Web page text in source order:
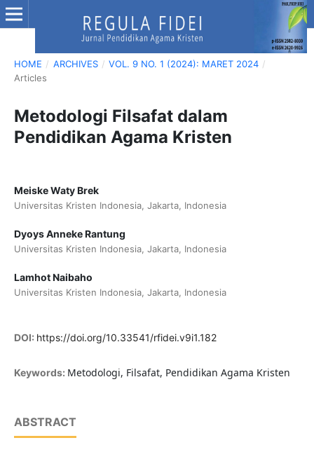
HOME / ARCHIVES / VOL. 9 NO. 1 (2024): MARET 2024 /
Articles
Metodologi Filsafat dalam
Pendidikan Agama Kristen
Meiske Waty Brek
Universitas Kristen Indonesia, Jakarta, Indonesia
Dyoys Anneke Rantung
Universitas Kristen Indonesia, Jakarta, Indonesia
Lamhot Naibaho
Universitas Kristen Indonesia, Jakarta, Indonesia
DOI: https://doi.org/10.33541/rfidei.v9i1.182
Keywords: Metodologi, Filsafat, Pendidikan Agama Kristen
ABSTRACT